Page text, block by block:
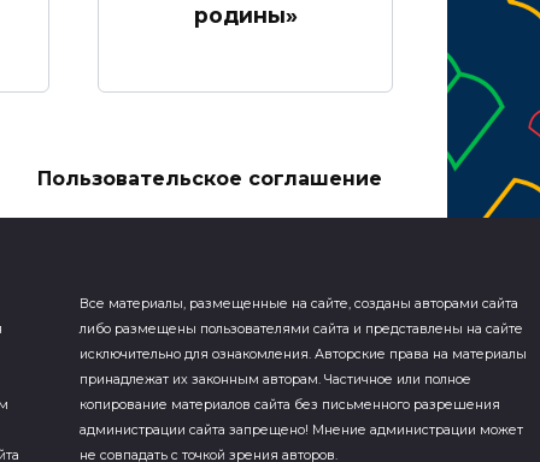
родины»
Пользовательское соглашение
Все материалы, размещенные на сайте, созданы авторами сайта
либо размещены пользователями сайта и представлены на сайте
исключительно для ознакомления. Авторские права на материалы
принадлежат их законным авторам. Частичное или полное
копирование материалов сайта без письменного разрешения
администрации сайта запрещено! Мнение администрации может
не совпадать с точкой зрения авторов.